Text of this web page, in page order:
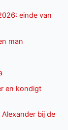
einde van
man
en kondigt
bij de